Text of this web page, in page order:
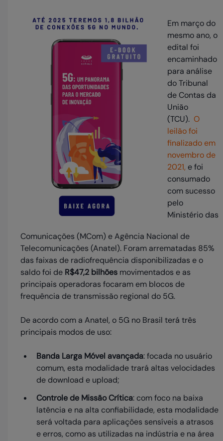
Em março do
mesmo ano, o
edital foi
encaminhado
para análise
do Tribunal
de Contas da
União
(TCU). O
leilão foi
finalizado em
novembro de
2021, e foi
consumado
com sucesso
pelo
Ministério das
Comunicações (MCom) e Agência Nacional de
Telecomunicações (Anatel). Foram arrematadas 85%
das faixas de radiofrequência disponibilizadas e o
saldo foi de R$47,2 bilhões movimentados e as
principais operadoras focaram em blocos de
frequência de transmissão regional do 5G.
De acordo com a Anatel, o 5G no Brasil terá três
principais modos de uso:
Banda Larga Móvel avançada: focada no usuário
comum, esta modalidade trará altas velocidades
de download e upload;
Controle de Missão Crítica: com foco na baixa
latência e na alta confiabilidade, esta modalidade
será voltada para aplicações sensíveis a atrasos
e erros, como as utilizadas na indústria e na área